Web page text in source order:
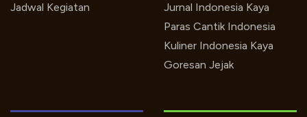
Jurnal Indonesia Kaya
Paras Cantik Indonesia
Kuliner Indonesia Kaya
Goresan Jejak
Jadwal Kegiatan